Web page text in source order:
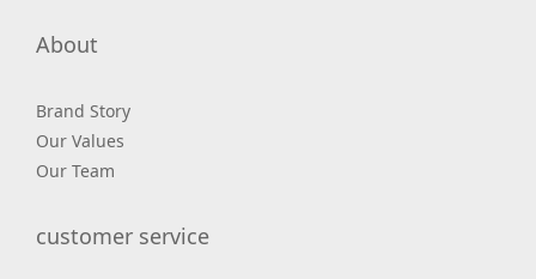
About
Brand Story
Our Values
Our Team
customer service